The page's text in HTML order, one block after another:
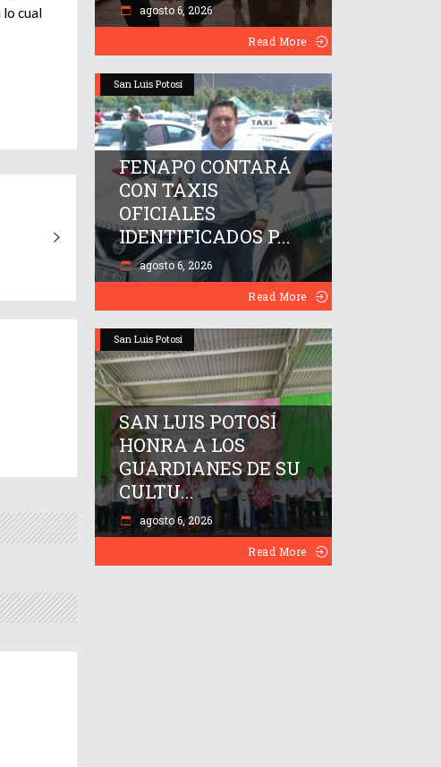
lo cual
agosto 6, 2026
Read More
San Luis Potosí
FENAPO CONTARÁ
CON TAXIS
OFICIALES
IDENTIFICADOS P...
agosto 6, 2026
Read More
San Luis Potosí
SAN LUIS POTOSÍ
HONRA A LOS
GUARDIANES DE SU
CULTU...
agosto 6, 2026
Read More